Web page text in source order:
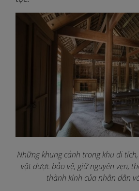
Những khung cảnh trong khu di
vật được bảo vệ, giữ nguyên vẹn,
thành kính của nhân dân